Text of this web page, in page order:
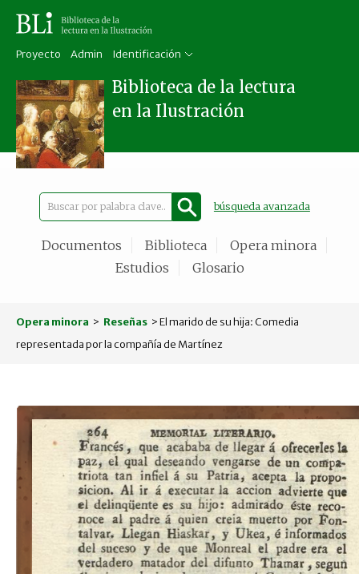
Proyecto Admin Identificación
Biblioteca de la lectura
en la Ilustración
búsqueda avanzada
Documentos Biblioteca
Opera minora
Estudios
Glosario
Opera minora > Reseñas > El marido de su hija: Comedia
representada por la compañía de Martínez